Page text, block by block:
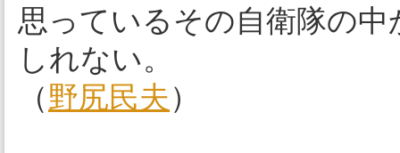
思っているその自衛隊の
しれない。
（野尻民夫）